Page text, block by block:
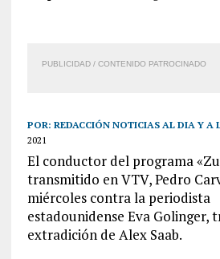
PUBLICIDAD / CONTENIDO PATROCINADO
POR: REDACCIÓN NOTICIAS AL DIA Y A
2021
El conductor del programa
transmitido en VTV, Pedro
miércoles contra la periodista
estadounidense Eva Golinger,
extradición de Alex Saab.